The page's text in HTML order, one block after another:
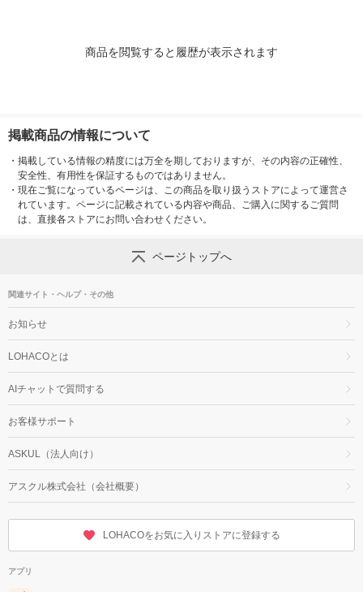
商品を閲覧すると履歴が表示されます
掲載商品の情報について
・ 掲載している情報の精度には万全を期しておりますが、その内容の正確性、
安全性、有用性を保証するものではありません。
・ 現在ご覧になっているページは、この商品を取り扱うストアによって運営さ
れています。ページに記載されている内容や商品、ご購入に関するご質問
は、直接各ストアにお問い合わせください。
ページトップへ
関連サイト・ヘルプ・その他
お知らせ
LOHACOとは
AIチャットで質問する
お客様サポート
ASKUL（法人向け）
アスクル株式会社（会社概要）
LOHACOをお気に入りストアに登録する
アプリ